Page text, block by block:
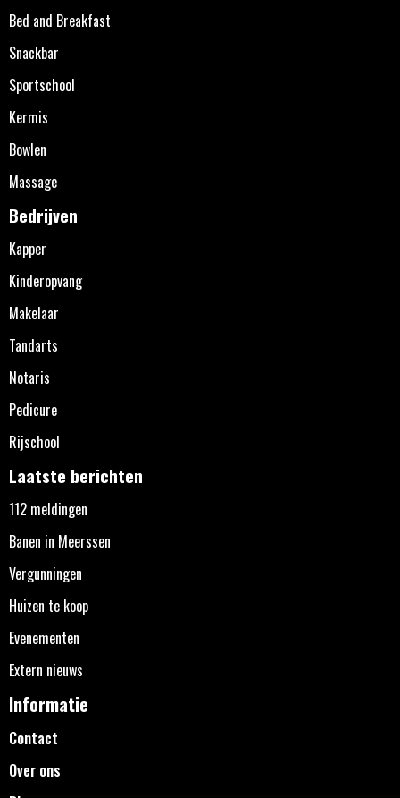
Bed and Breakfast
Snackbar
Sportschool
Kermis
Bowlen
Massage
Bedrijven
Kapper
Kinderopvang
Makelaar
Tandarts
Notaris
Pedicure
Rijschool
Laatste berichten
112 meldingen
Banen in Meerssen
Vergunningen
Huizen te koop
Evenementen
Extern nieuws
Informatie
Contact
Over ons